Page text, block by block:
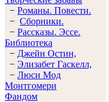
− Романы. Повести.
− Сборники.
− Рассказы. Эссe.
Библиотека
− Джейн Остин,
− Элизабет Гaскелл,
− Люси Мод
Монтгомери
Фандом